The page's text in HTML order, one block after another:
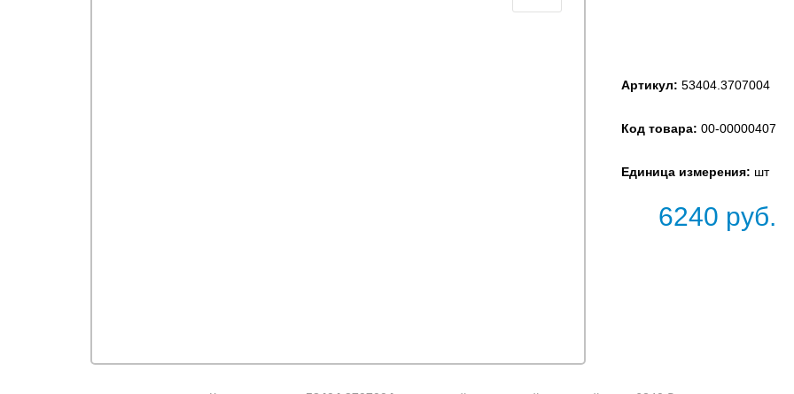
Артикул: 53404.3707004
Код товара: 00-00000407
Единица измерения: шт
6240 руб.